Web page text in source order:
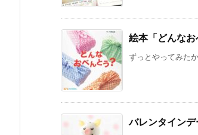
絵本「どんな
ずっとやってみた
バレンタイン